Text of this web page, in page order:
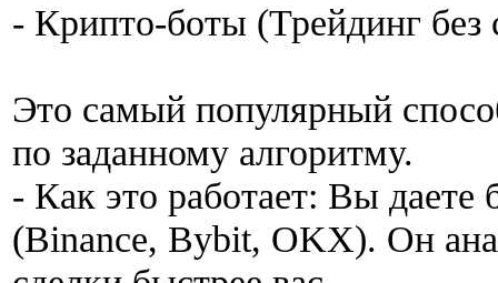
- Крипто-боты (Трейдинг без
Это самый популярный
по заданному алгоритму.
- Как это работает: Вы
(Binance, Bybit, OKX). Он